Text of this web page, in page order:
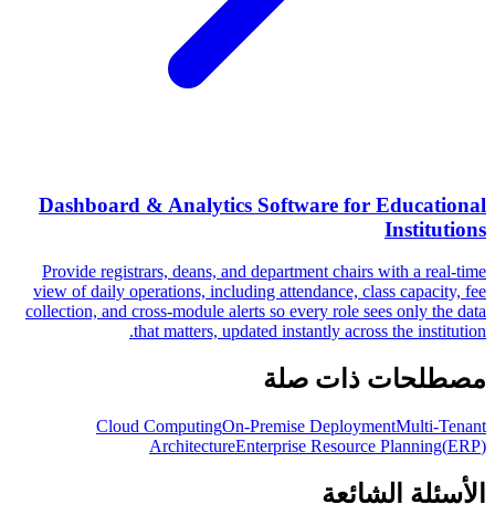
Dashboard & Analytics Software for Educational
Institutions
Provide registrars, deans, and department chairs with a real-time
view of daily operations, including attendance, class capacity, fee
collection, and cross-module alerts so every role sees only the data
that matters, updated instantly across the institution.
مصطلحات ذات صلة
Cloud ComputingOn-Premise DeploymentMulti-Tenant
ArchitectureEnterprise Resource Planning(ERP)
الأسئلة الشائعة